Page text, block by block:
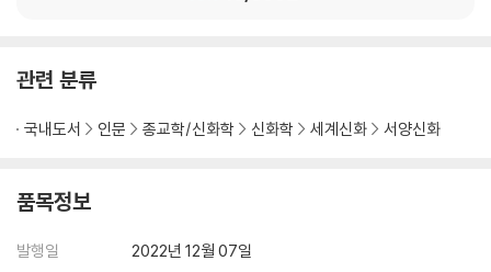
관련 분류
국내도서 인문 종교학/신화학 신화학 세계신화 서양신화
품목정보
발행일
2022년 12월 07일